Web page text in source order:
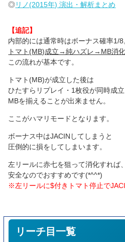
◎リノ(2015年) 演出・解析まとめ
【追記】
内部的には通常時はボーナス確率1/8
トマト(MB)成立→純ハズレ→MB消化
この流れが基本です。
トマト(MB)が成立した後は
ひたすらリプレイ・1枚役が同時成立
MBを揃えることが出来ません。
ここがハマリモードとなります。
ボーナス中はJACINしてしまうと
圧倒的に損をしてしまいます。
左リールに赤七を狙って消化すれば、
安全なのでおすすめです(*^^*)
※左リールに$付きトマト停止で
リーチ目一覧